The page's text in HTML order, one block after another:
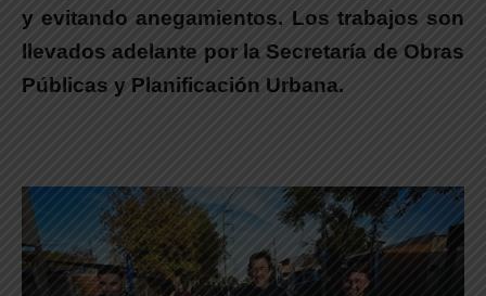
y evitando anegamientos. Los trabajos son
llevados adelante por la Secretaría de Obras
Públicas y Planificación Urbana.